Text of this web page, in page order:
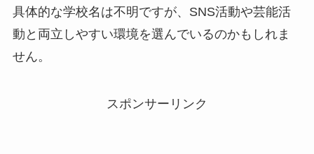
具体的な学校名は不明ですが、SNS活動や芸能活
動と両立しやすい環境を選んでいるのかもしれま
せん。
スポンサーリンク